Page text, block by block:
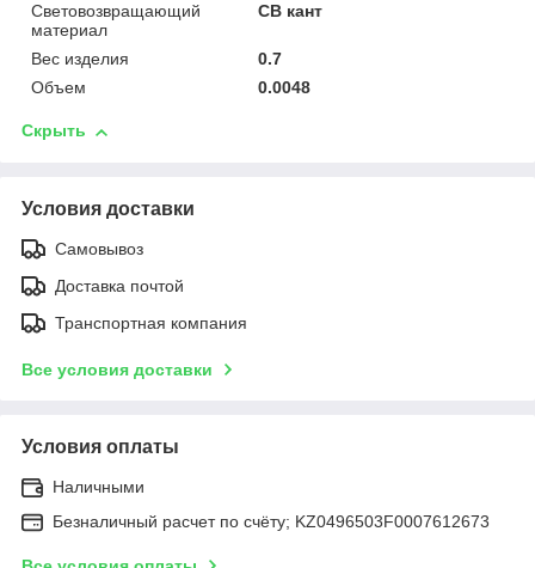
Световозвращающий
материал
СВ кант
Вес изделия
0.7
Объем
0.0048
Скрыть
Условия доставки
Самовывоз
Доставка почтой
Транспортная компания
Все условия доставки
Условия оплаты
Наличными
Безналичный расчет по счёту; KZ0496503F0007612673